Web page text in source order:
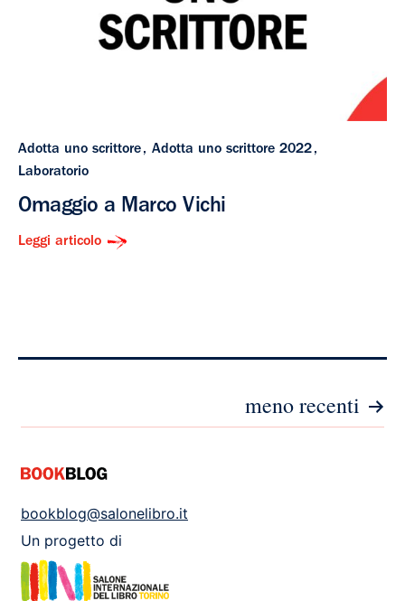
Adotta uno scrittore
Adotta uno scrittore 2022
Laboratorio
Omaggio a Marco Vichi
Leggi articolo
articoli
meno recenti
bookblog@salonelibro.it
Un progetto di